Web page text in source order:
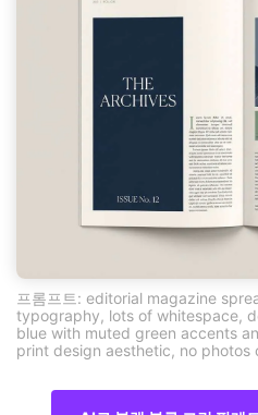
프롬프트: editorial magazine
typography, lots of whitespace,
blue with muted green accents
print design aesthetic, no